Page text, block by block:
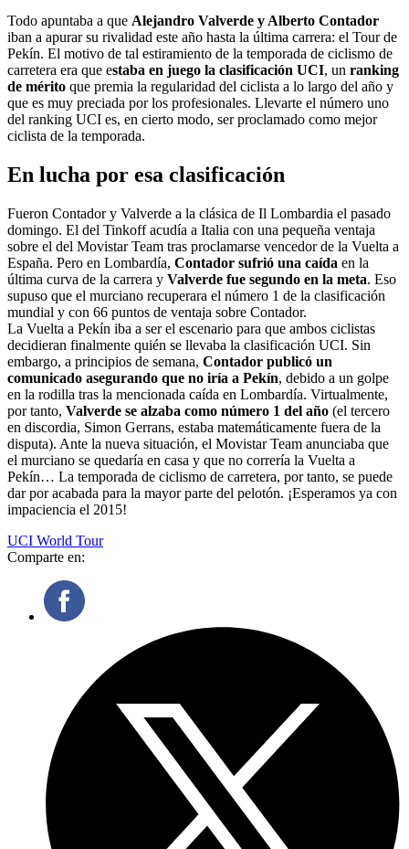
Todo apuntaba a que Alejandro Valverde y Alberto Contador
iban a apurar su rivalidad este año hasta la última carrera: el Tour de
Pekín. El motivo de tal estiramiento de la temporada de ciclismo de
carretera era que estaba en juego la clasificación UCI, un ranking
de mérito que premia la regularidad del ciclista a lo largo del año y
que es muy preciada por los profesionales. Llevarte el número uno
del ranking UCI es, en cierto modo, ser proclamado como mejor
ciclista de la temporada.
En lucha por esa clasificación
Fueron Contador y Valverde a la clásica de Il Lombardia el pasado
domingo. El del Tinkoff acudía a Italia con una pequeña ventaja
sobre el del Movistar Team tras proclamarse vencedor de la Vuelta a
España. Pero en Lombardía, Contador sufrió una caída en la
última curva de la carrera y Valverde fue segundo en la meta. Eso
supuso que el murciano recuperara el número 1 de la clasificación
mundial y con 66 puntos de ventaja sobre Contador.
La Vuelta a Pekín iba a ser el escenario para que ambos ciclistas
decidieran finalmente quién se llevaba la clasificación UCI. Sin
embargo, a principios de semana, Contador publicó un
comunicado asegurando que no iría a Pekín, debido a un golpe
en la rodilla tras la mencionada caída en Lombardía. Virtualmente,
por tanto, Valverde se alzaba como número 1 del año (el tercero
en discordia, Simon Gerrans, estaba matemáticamente fuera de la
disputa). Ante la nueva situación, el Movistar Team anunciaba que
el murciano se quedaría en casa y que no correría la Vuelta a
Pekín… La temporada de ciclismo de carretera, por tanto, se puede
dar por acabada para la mayor parte del pelotón. ¡Esperamos ya con
impaciencia el 2015!
UCI World Tour
Comparte en: